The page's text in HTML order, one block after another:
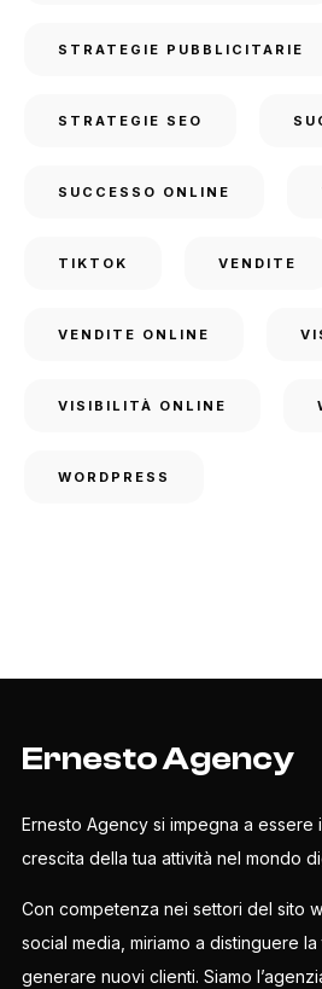
STRATEGIE PUBBLICITARIE
STRATEGIE SEO
SUCCESSO ONLINE
TIKTOK VENDITE
VENDITE ONLINE
VISIBILITÀ ONLINE
WORDPRESS
Ernesto Agency
Ernesto Agency si impegna a essere
crescita della tua attività nel mondo
Con competenza nei settori del sito
social media, miriamo a distinguere
generare nuovi clienti. Siamo